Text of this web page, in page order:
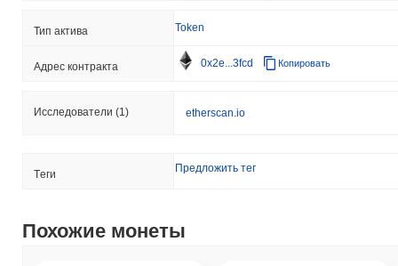
Тип актива Token
Адрес контракта 0x2e...3fcd Копировать
Исследователи (1) etherscan.io
Tеги Предложить тег
Похожие монеты